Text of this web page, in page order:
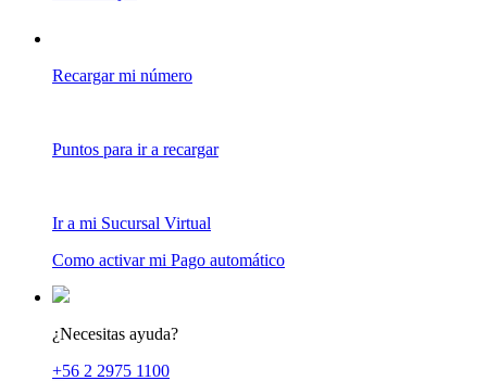
Recargar mi número
Puntos para ir a recargar
Ir a mi Sucursal Virtual
Como activar mi Pago automático
¿Necesitas ayuda?
+56 2 2975 1100